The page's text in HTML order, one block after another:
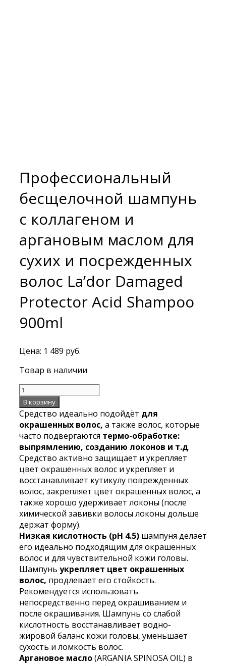
Профессиональный
бесщелочной шампунь
с коллагеном и
аргановым маслом для
сухих и посрежденных
волос La’dor Damaged
Protector Acid Shampoo
900ml
Цена: 1 489 руб.
Товар в наличии
Количество
Профессиональный
бесщелочной
шампунь
с
коллагеном
и
аргановым
маслом
для
сухих
и
посрежденных
волос
La'dor
Damaged
Protector
Acid
Shampoo
900ml
В корзину
Средство идеально подойдёт для
окрашенных волос, а также волос, которые
часто подвергаются термо-обработке:
выпрямлению, созданию локонов и т.д.
Средство активно защищает и укрепляет
цвет окрашенных волос и укрепляет и
восстанавливает кутикулу поврежденных
волос, закрепляет цвет окрашенных волос, а
также хорошо удерживает локоны (после
химической завивки волосы локоны дольше
держат форму).
Низкая кислотность (pH 4.5) шампуня делает
его идеально подходящим для окрашенных
волос и для чувствительной кожи головы.
Шампунь укрепляет цвет окрашенных
волос, продлевает его стойкость.
Рекомендуется использовать
непосредственно перед окрашиванием и
после окрашивания. Шампунь со слабой
кислотность восстанавливает водно-
жировой баланс кожи головы, уменьшает
сухость и ломкость волос.
Аргановое масло(ARGANIA SPINOSA OIL) в